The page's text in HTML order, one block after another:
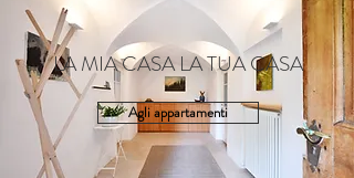
LA MIA CASA LA TUA CASA
Agli appartamenti